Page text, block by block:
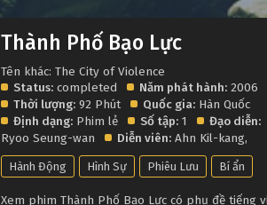
Thành Phố Bạo Lực
Tên khác: The City of Violence
Status: completed Năm phát hành: 2006
Thời lượng: 92 Phút Quốc gia: Hàn Quốc
Định dạng: Phim lẻ Số tập: 1
Đạo diễn:
Ryoo Seung-wan
Diễn viên: Ahn Kil-kang,
Hành Động Hình Sự Phiêu Lưu Bí ẩn
Xem phim Thành Phố Bạo Lực có phụ đề